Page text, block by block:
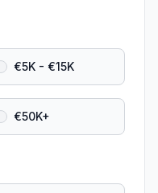
€5K - €15K
€50K+